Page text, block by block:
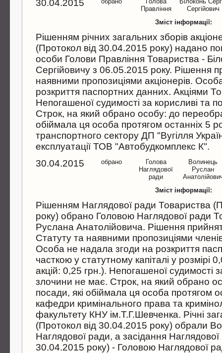
30.04.2015
Правлiння
Сергiйович
Зміст інформації:
Рiшенням рiчних загальних зборiв
(Протокол вiд 30.04.2015 року) надано
особи Голови Правлiння Товариства -
Сергiйовичу з 06.05.2015 року. Рiшення
наявними пропозицiями акцiонерiв.
розкриття паспортних данних. Акцiями
Непогашеної судимостi за корисливi та
Cтрок, на який обрано особу: до
обiймала ця особа протягом останнiх 5
транспортного сектору ДП "Вугiлля
експлуатацiї ТОВ "Автобудкомплекс К".
30.04.2015
обрано
Голова
Наглядової
ради
Волинець
Руслан
Зміст інформації:
Рiшенням Наглядової ради Товариства
року) обрано Головою Наглядової ради
Руслана Анатолiйовича. Рiшення
Статуту та наявними пропозицiями
Особа не надала згоди на розкриття
часткою у статутному капiталi у розмiрi
акцiй: 0,25 грн.). Непогашеної судимостi
злочини не має. Cтрок, на який обрано
посади, якi обiймала ця особа протягом
кафедри кримiнального права та
факультету КНУ iм.Т.Г.Шевченка. Рiчнi
(Протокол вiд 30.04.2015 року) обрали
Наглядової ради, а засiдання
30.04.2015 року) - Головою Наглядової